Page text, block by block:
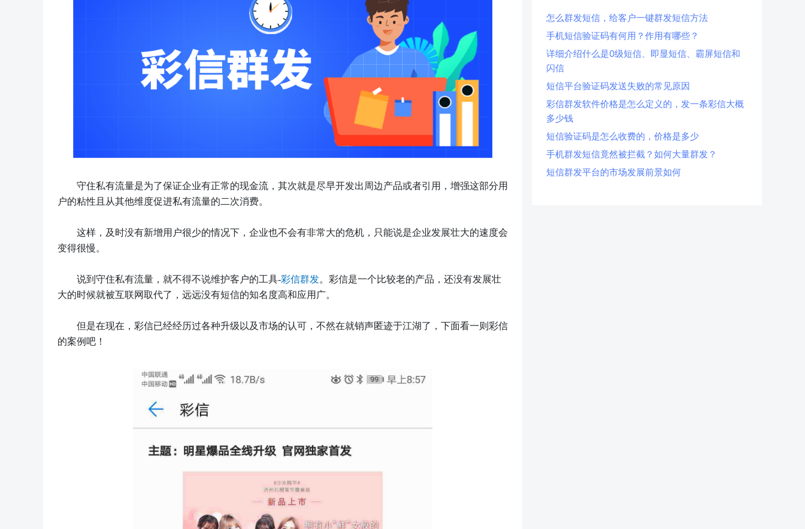
守住私有流量是为了保证企业有正常的现金流，其次就是尽早开发出周边产品或者引用，增强这部分用
户的粘性且从其他维度促进私有流量的二次消费。
这样，及时没有新增用户很少的情况下，企业也不会有非常大的危机，只能说是企业发展壮大的速度会
变得很慢。
说到守住私有流量，就不得不说维护客户的工具-彩信群发。彩信是一个比较老的产品，还没有发展壮
大的时候就被互联网取代了，远远没有短信的知名度高和应用广。
但是在现在，彩信已经经历过各种升级以及市场的认可，不然在就销声匿迹于江湖了，下面看一则彩信
的案例吧！
怎么群发短信，给客户一键群发短信方法
手机短信验证码有何用？作用有哪些？
详细介绍什么是0级短信、即显短信、霸屏短信和
闪信
短信平台验证码发送失败的常见原因
彩信群发软件价格是怎么定义的，发一条彩信大概
多少钱
短信验证码是怎么收费的，价格是多少
手机群发短信竟然被拦截？如何大量群发？
短信群发平台的市场发展前景如何